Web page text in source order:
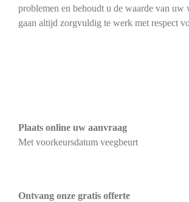
problemen en behoudt u de waarde van uw
gaan altijd zorgvuldig te werk met respect
Plaats online uw aanvraag
Met voorkeursdatum veegbeurt
Ontvang onze gratis offerte